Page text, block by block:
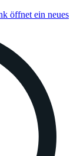
öffnet ein neues